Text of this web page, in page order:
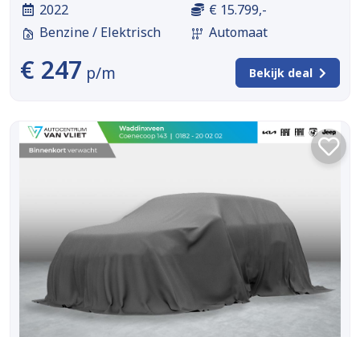
2022
Benzine / Elektrisch
€ 15.799,-
Automaat
€ 247 p/m Bekijk deal